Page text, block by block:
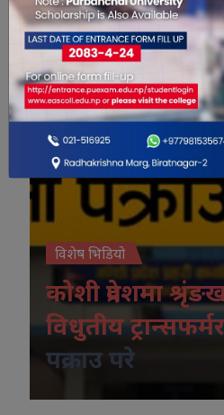
विशेष भिडियो
कोशी प्रदेशमा
विधुतीय ट्रान्सफर्मर
पक्राउ परे